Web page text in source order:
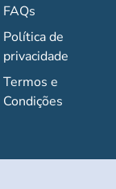
FAQs
Política de
privacidade
Termos e
Condições